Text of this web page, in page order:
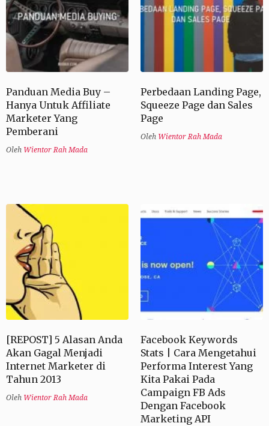
Panduan Media Buy –
Hanya Untuk Affiliate
Marketer Yang
Pemberani
Oleh Wientor Rah Mada
Perbedaan Landing Page,
Squeeze Page dan Sales
Page
Oleh Wientor Rah Mada
[REPOST] 5 Alasan Anda
Akan Gagal Menjadi
Internet Marketer di
Tahun 2013
Oleh Wientor Rah Mada
Facebook Keywords
Stats | Cara Mengetahui
Performa Interest Yang
Kita Pakai Pada
Campaign FB Ads
Dengan Facebook
Marketing API